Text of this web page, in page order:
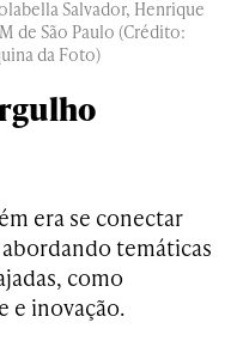
Salvador, Henrique
de São Paulo (Crédito:
da Foto)
era se conectar
temáticas
como
e inovação.